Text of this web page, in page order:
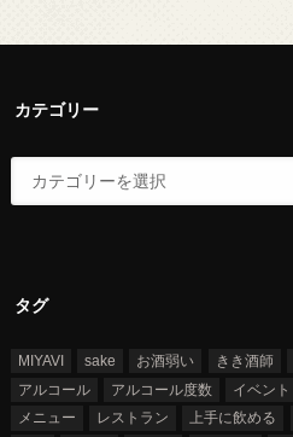
カテゴリー
タグ
MIYAVI sake お酒弱い きき酒師
アルコール
アルコール度数 イベント
メニュー
レストラン 上手に飲める